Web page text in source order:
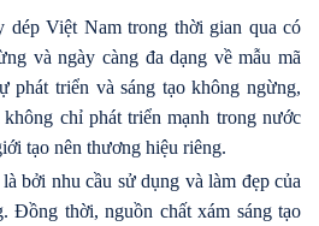
dép Việt Nam trong thời gian qua có
và ngày càng đa dạng về mẫu mã
phát triển và sáng tạo không ngừng,
chỉ phát triển mạnh trong nước
tạo nên thương hiệu riêng.
bởi nhu cầu sử dụng và làm đẹp của
Đồng thời, nguồn chất xám sáng tạo